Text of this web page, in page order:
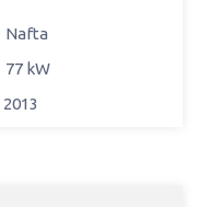
Nafta
77 kW
2013